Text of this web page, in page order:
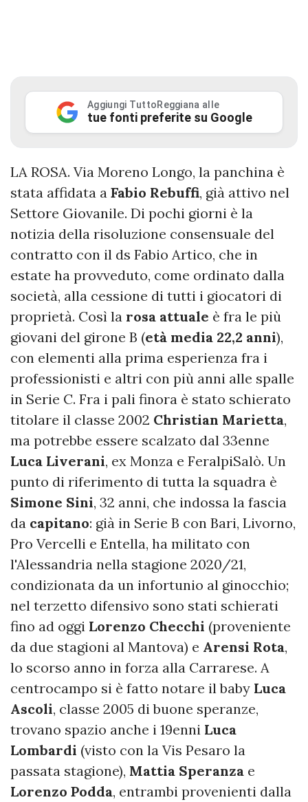
Aggiungi TuttoReggiana alle
tue fonti preferite su Google
LA ROSA. Via Moreno Longo, la panchina è
stata affidata a Fabio Rebuffi, già attivo nel
Settore Giovanile. Di pochi giorni è la
notizia della risoluzione consensuale del
contratto con il ds Fabio Artico, che in
estate ha provveduto, come ordinato dalla
società, alla cessione di tutti i giocatori di
proprietà. Così la rosa attuale è fra le più
giovani del girone B (età media 22,2 anni),
con elementi alla prima esperienza fra i
professionisti e altri con più anni alle spalle
in Serie C. Fra i pali finora è stato schierato
titolare il classe 2002 Christian Marietta,
ma potrebbe essere scalzato dal 33enne
Luca Liverani, ex Monza e FeralpiSalò. Un
punto di riferimento di tutta la squadra è
Simone Sini, 32 anni, che indossa la fascia
da capitano: già in Serie B con Bari, Livorno,
Pro Vercelli e Entella, ha militato con
l'Alessandria nella stagione 2020/21,
condizionata da un infortunio al ginocchio;
nel terzetto difensivo sono stati schierati
fino ad oggi Lorenzo Checchi (proveniente
da due stagioni al Mantova) e Arensi Rota,
lo scorso anno in forza alla Carrarese. A
centrocampo si è fatto notare il baby Luca
Ascoli, classe 2005 di buone speranze,
trovano spazio anche i 19enni Luca
Lombardi (visto con la Vis Pesaro la
passata stagione), Mattia Speranza e
Lorenzo Podda, entrambi provenienti dalla